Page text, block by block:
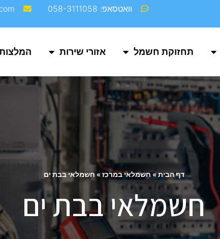
וואטסאפ: 058-3111058
תחזוקת חשמל אזורי שירות
דף הבית»חשמלאי במרכז » חשמלאי בבת ים
חשמלאי בבת ים